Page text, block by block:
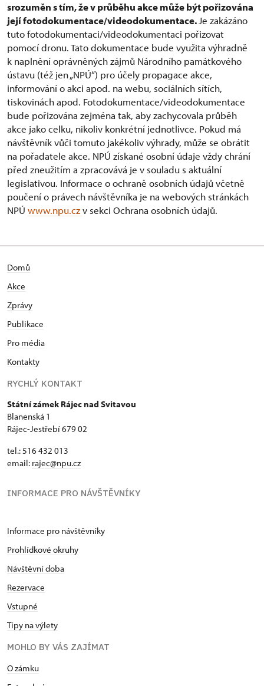
srozuměn s tím, že v průběhu akce může být pořizována
její fotodokumentace/videodokumentace. Je zakázáno
tuto fotodokumentaci/videodokumentaci pořizovat
pomocí dronu. Tato dokumentace bude využita výhradně
k naplnění oprávněných zájmů Národního památkového
ústavu (též jen „NPÚ“) pro účely propagace akce,
informování o akci apod. na webu, sociálních sítích,
tiskovinách apod. Fotodokumentace/videodokumentace
bude pořizována zejména tak, aby zachycovala průběh
akce jako celku, nikoliv konkrétní jednotlivce. Pokud má
návštěvník vůči tomuto jakékoliv výhrady, může se obrátit
na pořadatele akce. NPÚ získané osobní údaje vždy chrání
před zneužitím a zpracovává je v souladu s aktuální
legislativou. Informace o ochraně osobních údajů včetně
poučení o právech návštěvníka je na webových stránkách
NPÚ www.npu.czv sekci Ochrana osobních údajů.
Domů
Akce
Zprávy
Publikace
Pro média
Kontakty
RYCHLÝ KONTAKT
Státní zámek Rájec nad Svitavou
Blanenská 1
Rájec-Jestřebí 679 02
tel.: 516 432 013
email: rajec@npu.cz
INFORMACE PRO NÁVŠTĚVNÍKY
Informace pro návštěvníky
Prohlídkové okruhy
Návštěvní doba
Rezervace
Vstupné
Tipy na výlety
MOHLO BY VÁS ZAJÍMAT
O zámku